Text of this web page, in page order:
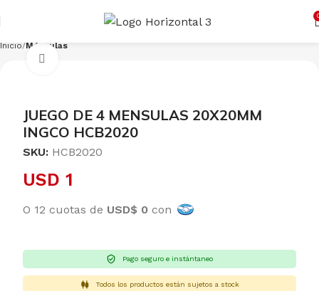
Inicio Ménsulas
JUEGO DE 4 MENSULAS 20X20MM
INGCO HCB2020
SKU: HCB2020
USD 1
O 12 cuotas de USD$ 0 con
Pago seguro e instántaneo
Todos los productos están sujetos a stock
Cargando productos…